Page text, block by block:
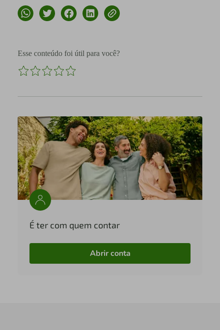
Esse conteúdo foi útil para você?
É ter com quem contar
Abrir conta